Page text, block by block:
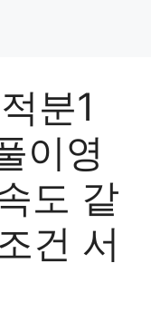
분1
이영
도 같
건 서